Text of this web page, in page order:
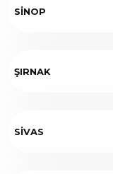
SİNOP
ŞIRNAK
SİVAS